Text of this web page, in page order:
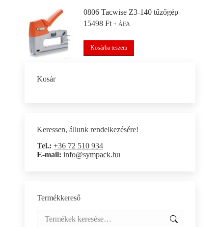
0806 Tacwise Z3-140 tűzőgép
15498 Ft + ÁFA
Kosárba teszem
Kosár
Keressen, állunk rendelkezésére!
Tel.: +36 72 510 934
E-mail: info@sympack.hu
Termékkereső